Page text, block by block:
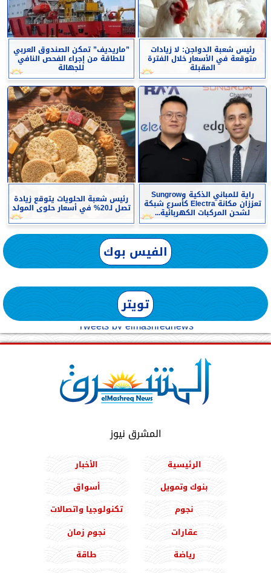
رئيس شعبة الدواجن: لا زيادات
متوقعة في الأسعار خلال الفترة
المقبلة
”ماريديف” تمكن الصندوق العربي
للطاقة من إجراء الفحص النافي
للجهالة
راية للمباني الذكية وSungrow
تعززان مكانة Electra كأسرع شبكة
لشحن المركبات الكهربائية...
رئيس شعبة الحلويات يتوقع زيادة
تصل لـ20% في أسعار حلوى المولد
الفيس بوك
تويتر
Tweets by elmashreqnews
المشرق نيوز
الرئيسية
الأخبار
بنوك وتمويل
أسواق
نجوم
تكنولوجيا واتصالات
عقارات
نجوم زمان
رياضة
طاقة